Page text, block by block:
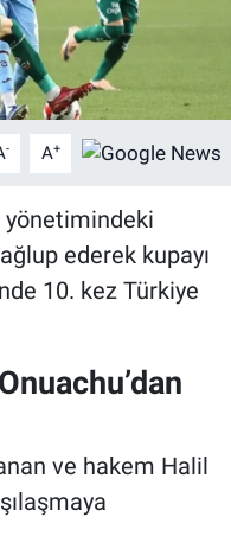
- A+
yönetimindeki
ederek kupayı
10. kez Türkiye
ve hakem Halil